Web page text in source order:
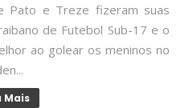
Pato e Treze fizeram suas
de Futebol Sub-17 e o
ao golear os meninos no
Mais